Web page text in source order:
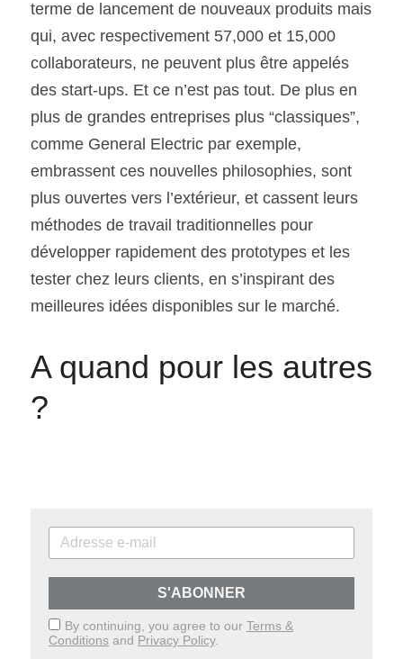
terme de lancement de nouveaux produits mais
qui, avec respectivement 57,000 et 15,000
collaborateurs, ne peuvent plus être appelés
des start-ups. Et ce n’est pas tout. De plus en
plus de grandes entreprises plus “classiques”,
comme General Electric par exemple,
embrassent ces nouvelles philosophies, sont
plus ouvertes vers l’extérieur, et cassent leurs
méthodes de travail traditionnelles pour
développer rapidement des prototypes et les
tester chez leurs clients, en s’inspirant des
meilleures idées disponibles sur le marché.
A quand pour les autres
?
S'ABONNER
By continuing, you agree to our Terms &
Conditions and Privacy Policy.